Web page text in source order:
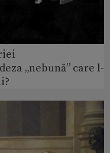
„nebună” care l-